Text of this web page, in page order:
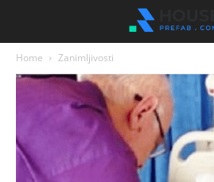
Home Zanimljivosti